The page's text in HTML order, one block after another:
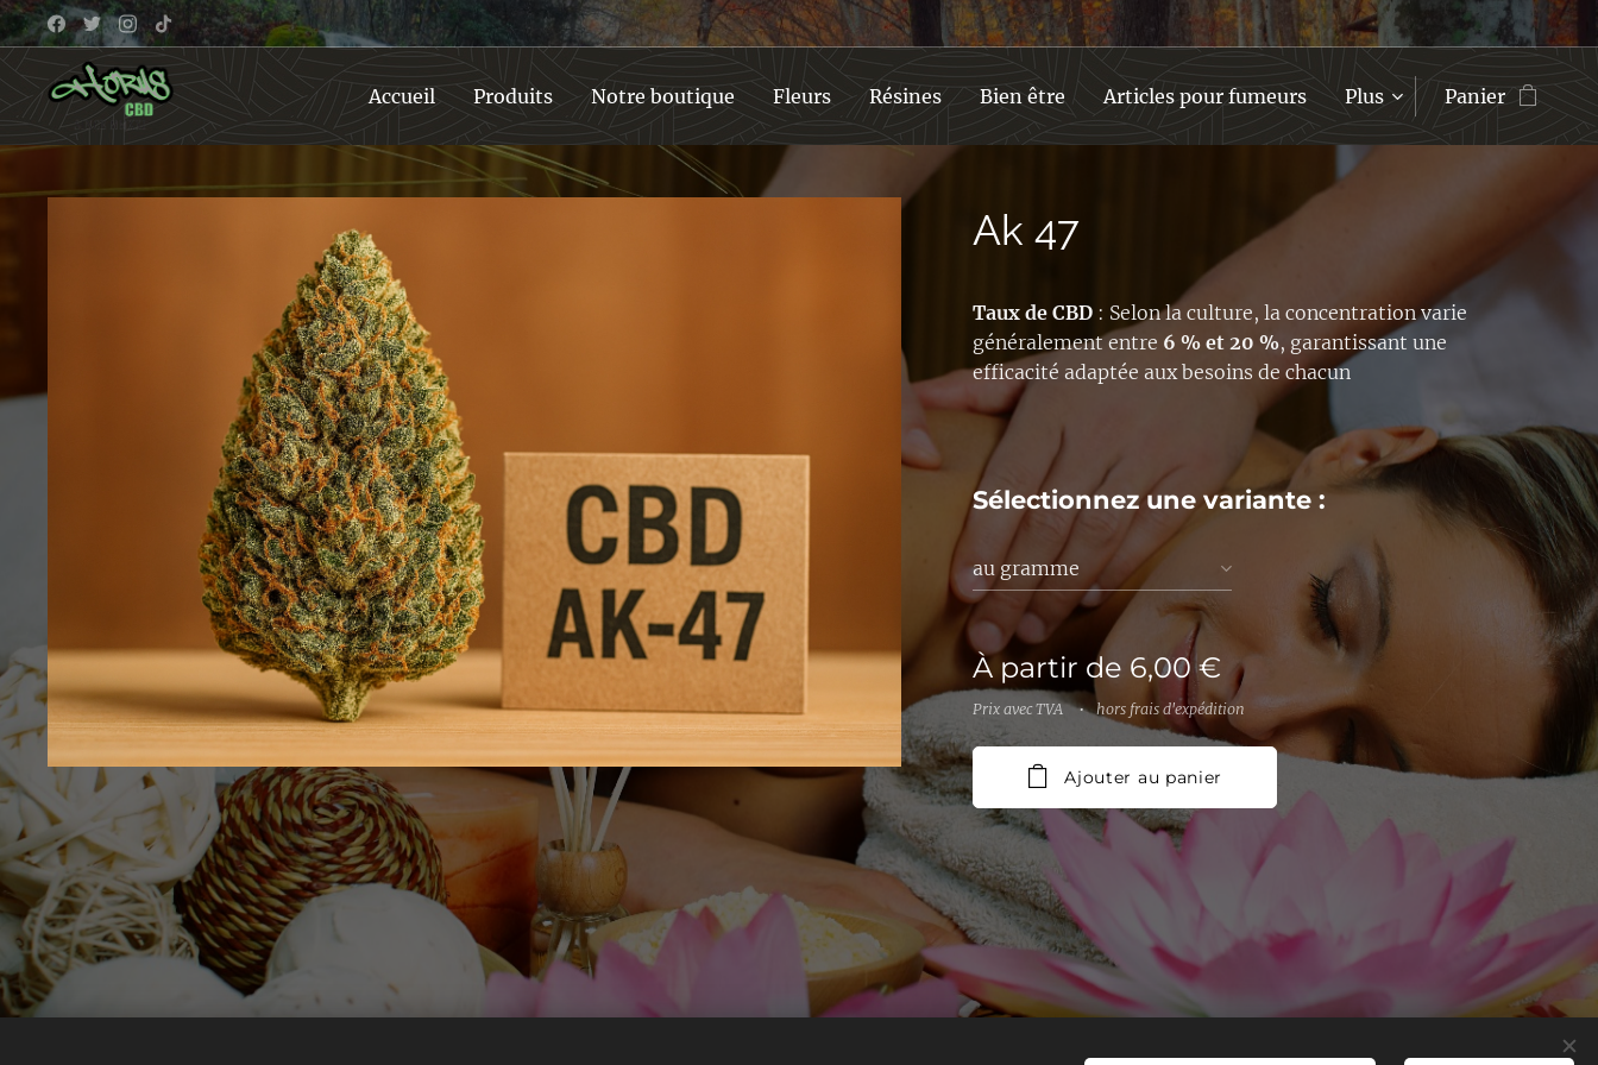
Accueil Produits Notre boutique Fleurs Résines Bien être Articles pour fumeurs Plus Panier
Ak 47
Taux de CBD : Selon la culture, la concentration varie
généralement entre 6 % et 20 %, garantissant une
efficacité adaptée aux besoins de chacun
Sélectionnez une variante :
au gramme
À partir de 6,00€
Prix avec TVA hors frais d'expédition
Ajouter au panier